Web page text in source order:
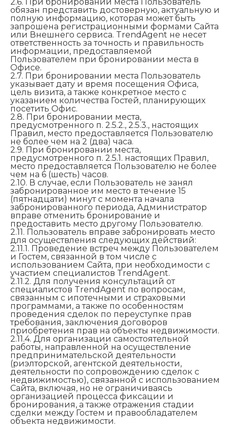
обязан представить достоверную, актуальную и
полную информацию, которая может быть
запрошена регистрационными формами Сайта
или Внешнего сервиса. TrendAgent не несет
ответственность за точность и правильность
информации, предоставляемой
Пользователем при бронировании места в
Офисе.
2.7. При бронировании места Пользователь
указывает дату и время посещения Офиса,
цель визита, а также конкретное место с
указанием количества Гостей, планирующих
посетить Офис.
2.8. При бронировании места,
предусмотренного п. 2.5.2., 2.5.3., настоящих
Правил, место предоставляется Пользователю
не более чем на 2 (два) часа.
2.9. При бронировании места,
предусмотренного п. 2.5.1. настоящих Правил,
место предоставляется Пользователю не более
чем на 6 (шесть) часов.
2.10. В случае, если Пользователь не занял
забронированное им место в течение 15
(пятнадцати) минут с момента начала
забронированного периода, Администратор
вправе отменить бронирование и
предоставить место другому Пользователю.
2.11. Пользователь вправе забронировать место
для осуществления следующих действий:
2.11.1. Проведение встреч между Пользователем
и Гостем, связанной в том числе с
использованием Сайта, при необходимости с
участием специалистов TrendAgent.
2.11.2. Для получения консультаций от
специалистов TrendAgent по вопросам,
связанным с ипотечными и страховыми
программами, а также по особенностям
проведения сделок по переуступке прав
требования, заключения договоров
приобретения прав на объекты недвижимости.
2.11.4. Для организации самостоятельной
работы, направленной на осуществление
предпринимательской деятельности
(риэлторской, агентской деятельности,
деятельности по сопровождению сделок с
недвижимостью), связанной с использованием
Сайта, включая, но не ограничиваясь
организацией процесса фиксации и
бронирования, а также отражения стадии
сделки между Гостем и правообладателем
объекта недвижимости.